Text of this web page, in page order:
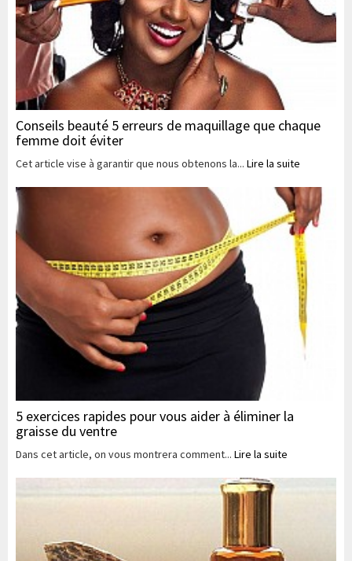
Conseils beauté 5 erreurs de maquillage que chaque
femme doit éviter
Cet article vise à garantir que nous obtenons la... Lire la suite
5 exercices rapides pour vous aider à éliminer la
graisse du ventre
Dans cet article, on vous montrera comment... Lire la suite